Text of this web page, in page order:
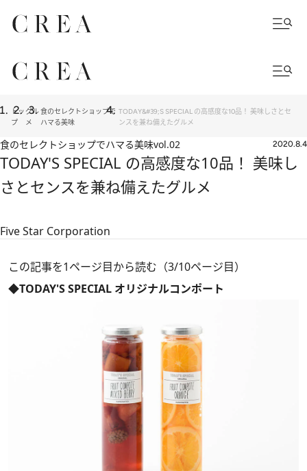
トッ
プ
グル
メ
食のセレクトショップで
ハマる美味
TODAY&#39;S SPECIAL の高感度な10品！ 美味しさとセ
ンスを兼ね備えたグルメ
食のセレクトショップでハマる美味vol.02 2020.8.4
TODAY'S SPECIAL の高感度な10品！ 美味し
さとセンスを兼ね備えたグルメ
Five Star Corporation
この記事を1ページ目から読む（3/10ページ目）
◆TODAY'S SPECIAL オリジナルコンポート